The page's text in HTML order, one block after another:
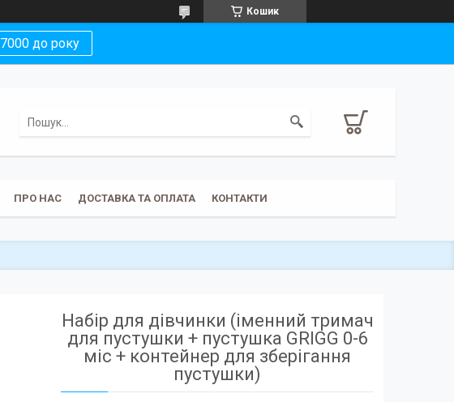
Кошик
7000 до року
ПРО НАС ДОСТАВКА ТА ОПЛАТА КОНТАКТИ
Набір для дівчинки (іменний тримач
для пустушки + пустушка GRIGG 0-6
міс + контейнер для зберігання
пустушки)